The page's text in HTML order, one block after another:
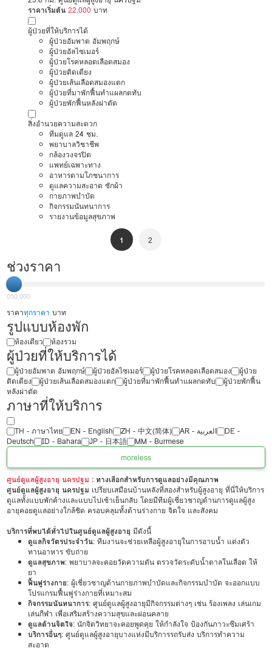
ราคาเริ่มต้น 22,000 บาท
ผู้ป่วยที่ให้บริการได้
ผู้ป่วยอัมพาต อัมพฤกษ์
ผู้ป่วยอัลไซเมอร์
ผู้ป่วยโรคหลอดเลือดสมอง
ผู้ป่วยติดเตียง
ผู้ป่วยเส้นเลือดสมองแตก
ผู้ป่วยที่มาพักฟื้นทำแผลกดทับ
ผู้ป่วยพักฟื้นหลังผ่าตัด
สิ่งอำนวยความสะดวก
ทีมดูแล 24 ชม.
พยาบาลวิชาชีพ
กล้องวงจรปิด
แพทย์เฉพาะทาง
อาหารตามโภชนาการ
ดูแลความสะอาด ซักผ้า
กายภาพบำบัด
กิจกรรมนันทนาการ
รายงานข้อมูลสุขภาพ
1 2
ช่วงราคา
050,000
ราคาทุกราคา บาท
รูปแบบห้องพัก
ห้องเดียว ห้องรวม
ผู้ป่วยที่ให้บริการได้
ผู้ป่วยอัมพาต อัมพฤกษ์ ผู้ป่วยอัลไซเมอร์ ผู้ป่วยโรคหลอดเลือดสมอง
ผู้ป่วย
ติดเตียง
ผู้ป่วยเส้นเลือดสมองแตก ผู้ป่วยที่มาพักฟื้นทำแผลกดทับ
ผู้ป่วยพักฟื้น
หลังผ่าตัด
ภาษาที่ให้บริการ
TH - ‏ภาษาไทย EN - English ZH - 中文(简体) ‏AR - ‏العربية‏
DE -
Deutsch
ID - Bahara JP - 日本語
MM - Burmese
moreless
ศูนย์ดูแลผู้สูงอายุ นครปฐม : ทางเลือกสำหรับการดูแลอย่างมีคุณภาพ
ศูนย์ดูแลผู้สูงอายุ นครปฐม เปรียบเสมือนบ้านหลังที่สองสำหรับผู้สูงอายุ ที่นี่ให้บริการ
ดูแลทั้งแบบพักค้างและแบบไปเช้าเย็นกลับ โดยมีทีมผู้เชี่ยวชาญด้านการดูแลผู้สูง
อายุคอยดูแลอย่างใกล้ชิด ครอบคลุมทั้งด้านร่างกาย จิตใจ และสังคม
บริการที่พบได้ทั่วไปในศูนย์ดูแลผู้สูงอายุ มีดังนี้
ดูแลกิจวัตรประจำวัน: ทีมงานจะช่วยเหลือผู้สูงอายุในการอาบน้ำ แต่งตัว
ทานอาหาร ขับถ่าย
ดูแลสุขภาพ: พยาบาลจะคอยวัดความดัน ตรวจวัดระดับน้ำตาลในเลือด ให้
ยา
ฟื้นฟูร่างกาย: ผู้เชี่ยวชาญด้านกายภาพบำบัดและกิจกรรมบำบัด จะออกแบบ
โปรแกรมฟื้นฟูร่างกายที่เหมาะสม
กิจกรรมนันทนาการ: ศูนย์ดูแลผู้สูงอายุมีกิจกรรมต่างๆ เช่น ร้องเพลง เล่นเกม
เล่นกีฬา เพื่อเสริมสร้างความสุขและผ่อนคลาย
ดูแลด้านจิตใจ: นักจิตวิทยาจะคอยพูดคุย ให้กำลังใจ ป้องกันภาวะซึมเศร้า
บริการอื่นๆ: ศูนย์ดูแลผู้สูงอายุบางแห่งมีบริการรถรับส่ง บริการทำความ
สะอาด